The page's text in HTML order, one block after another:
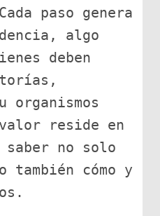
paso genera
algo
deben
reside en
no solo
cómo y